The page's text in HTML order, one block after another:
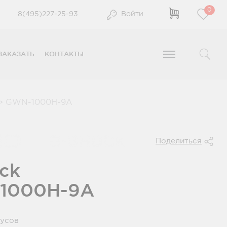
8(495)227-25-93 Войти
0
КОНТАКТЫ
Поделиться
9A